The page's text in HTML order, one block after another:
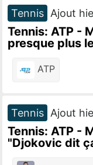
Tennis Ajout
Tennis: ATP -
presque plus
ATP
Tennis Ajout
Tennis: ATP -
"Djokovic dit